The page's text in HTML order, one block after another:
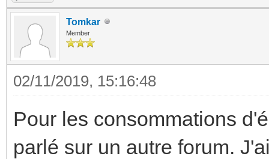
Tomkar
Member
02/11/2019, 15:16:48
Pour les consommations
parlé sur un autre forum.